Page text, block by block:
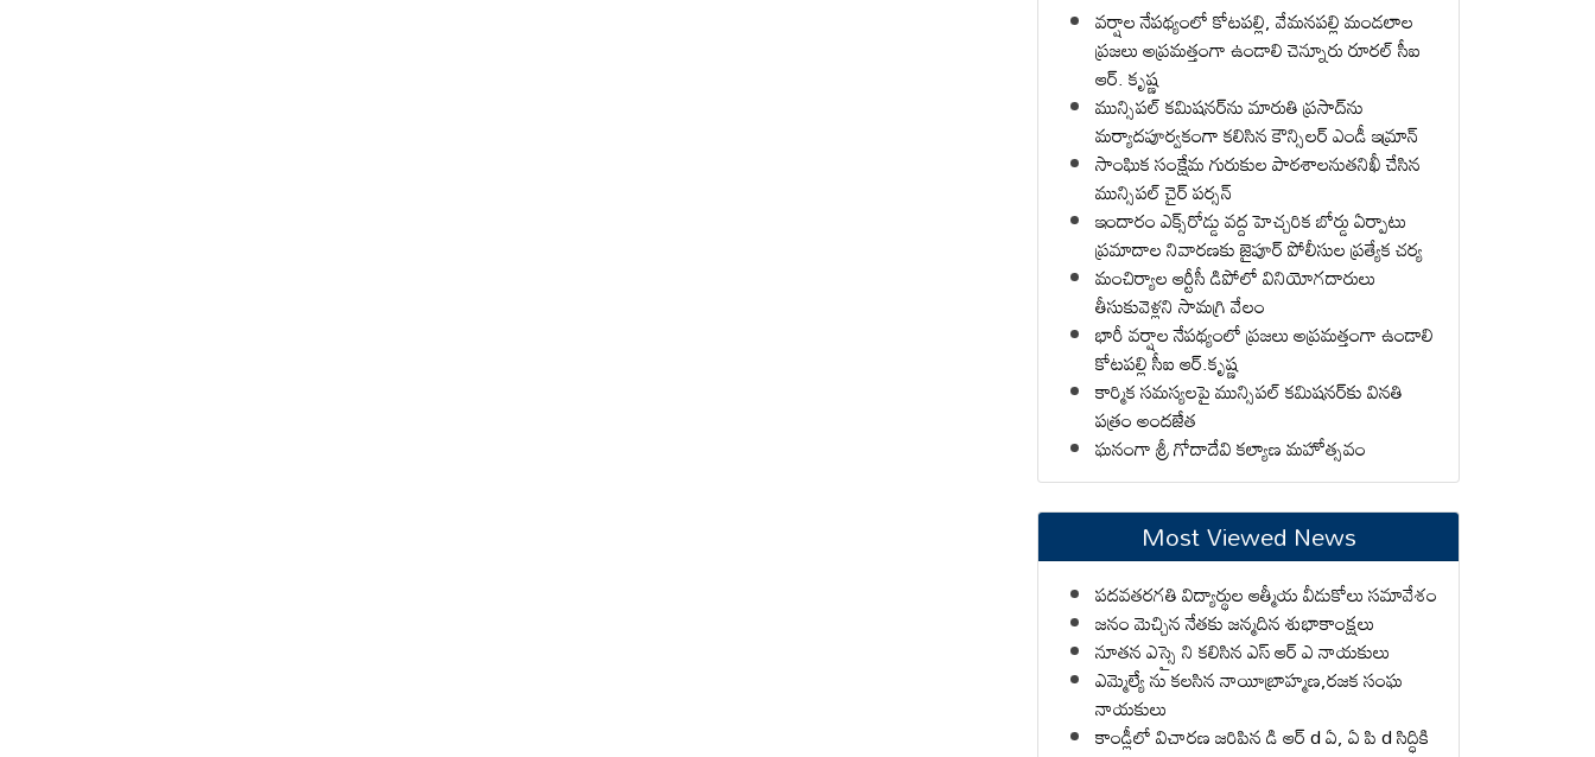
వర్షాల నేపథ్యంలో కోటపల్లి, వేమనపల్లి మండలాల
ప్రజలు అప్రమత్తంగా ఉండాలి చెన్నూరు రూరల్ సీఐ
ఆర్. కృష్ణ
మున్సిపల్ కమిషనర్‌ను మారుతి ప్రసాద్‌ను
మర్యాదపూర్వకంగా కలిసిన కౌన్సిలర్ ఎండీ ఇమ్రాన్ ​
సాంఘిక సంక్షేమ గురుకుల పాఠశాలనుతనిఖీ చేసిన
మున్సిపల్ చైర్ పర్సన్
ఇందారం ఎక్స్‌రోడ్డు వద్ద హెచ్చరిక బోర్డు ఏర్పాటు
ప్రమాదాల నివారణకు జైపూర్ పోలీసుల ప్రత్యేక చర్య
మంచిర్యాల ఆర్టీసీ డిపోలో వినియోగదారులు
తీసుకువెళ్లని సామగ్రి వేలం
భారీ వర్షాల నేపథ్యంలో ప్రజలు అప్రమత్తంగా ఉండాలి
కోటపల్లి సీఐ ఆర్.కృష్ణ
కార్మిక సమస్యలపై మున్సిపల్ కమిషనర్‌కు వినతి
పత్రం అందజేత
ఘనంగా శ్రీ గోదాదేవి కల్యాణ మహోత్సవం
Most Viewed News
పదవతరగతి విద్యార్థుల ఆత్మీయ వీడుకోలు సమావేశం
జనం మెచ్చిన నేతకు జన్మదిన శుభాకాంక్షలు
నూతన ఎస్సై ని కలిసిన ఎస్ ఆర్ ఎ నాయకులు
ఎమ్మెల్యే ను కలసిన నాయీబ్రాహ్మణ,రజక సంఘ
నాయకులు
కాండ్లీలో విచారణ జరిపిన డి ఆర్ d ఏ, ఏ పి d సిద్ధికి